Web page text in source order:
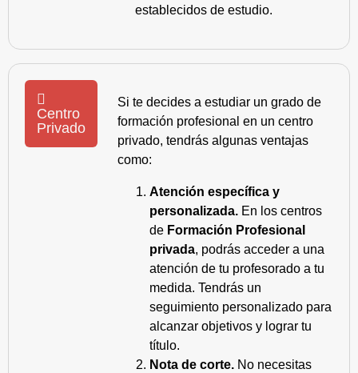
establecidos de estudio.
Centro
Privado
Si te decides a estudiar un grado de
formación profesional en un centro
privado, tendrás algunas ventajas
como:
Atención específica y
personalizada. En los centros
de Formación Profesional
privada, podrás acceder a una
atención de tu profesorado a tu
medida. Tendrás un
seguimiento personalizado para
alcanzar objetivos y lograr tu
título.
Nota de corte. No necesitas